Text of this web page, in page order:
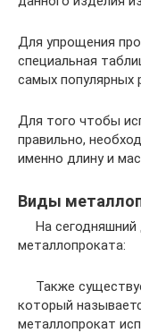
Для упрощения
специальная
самых популярных
Для того чтобы
правильно,
именно длину и
Виды
На сегодняшний
металлопроката:
Также
который
металлопрокат